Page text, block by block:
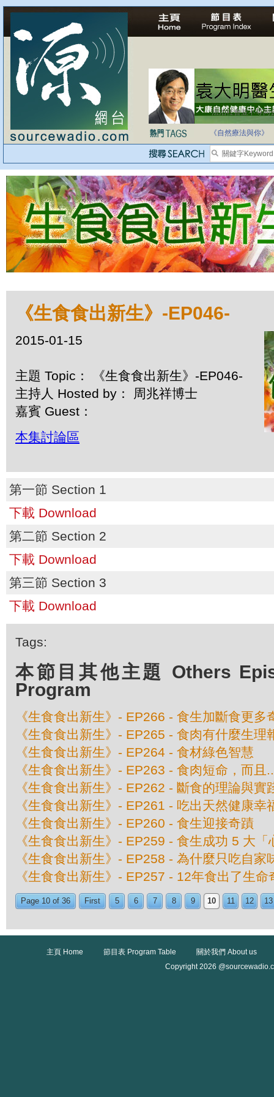
法治社會並不等同
自家教育合法化-
《自然療法與你》
《生食食出新生》-EP046-
2015-01-15
主題 Topic： 《生食食出新生》-EP046-
主持人 Hosted by： 周兆祥博士
嘉賓 Guest：
本集討論區
第一節 Section 1
下載 Download
第二節 Section 2
下載 Download
第三節 Section 3
下載 Download
Tags:
本節目其他主題 Others
Program
《生食食出新生》- EP266 - 食生加斷食更多
《生食食出新生》- EP265 - 食肉有什麼生理
《生食食出新生》- EP264 - 食材綠色智慧
《生食食出新生》- EP263 - 食肉短命，而且
《生食食出新生》- EP262 - 斷食的理論與實
《生食食出新生》- EP261 - 吃出天然健康幸
《生食食出新生》- EP260 - 食生迎接奇蹟
《生食食出新生》- EP259 - 食生成功 5 大「
《生食食出新生》- EP258 - 為什麼只吃自家
《生食食出新生》- EP257 - 12年食出了生命
Page 10 of 36 First 5 6 7 8 9 10 11 12 13
主頁 Home 節目表 Program Table
關於我們 About us
Copyright 2026